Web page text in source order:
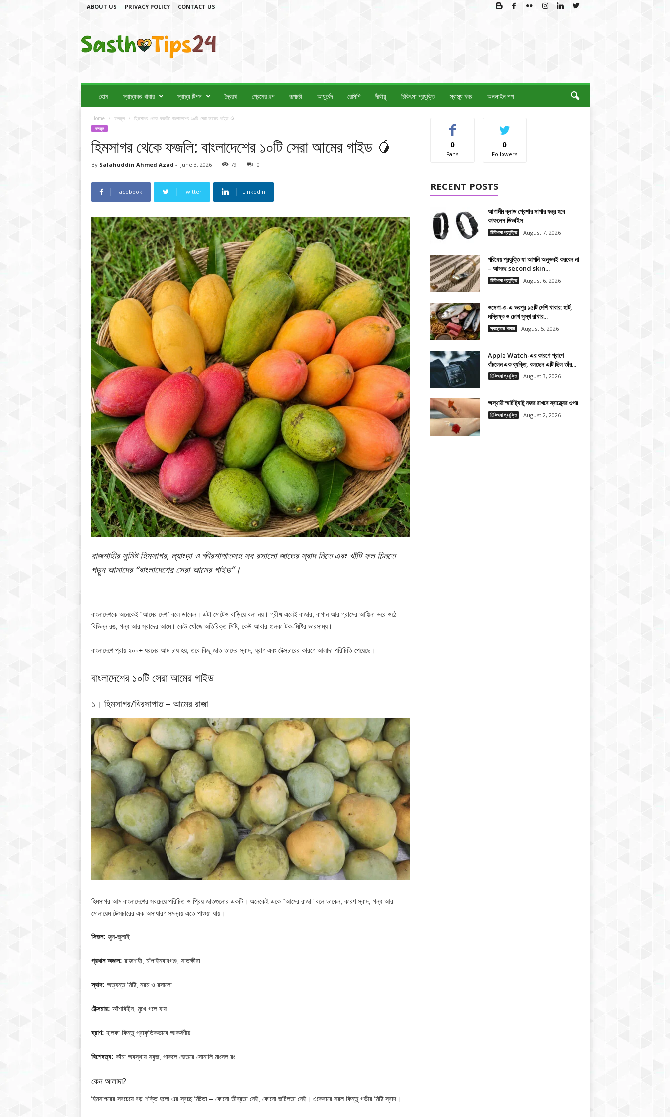
ABOUT US PRIVACY POLICY CONTACT US
টি
প
4
হোম স্বাস্থ্যকর খাবার স্বাস্থ্য টিপস দ্বৈরথ প্রেমের গল্প রূপচর্চা আয়ুর্বেদ রেসিপি দীর্ঘায়ু চিকিৎসা প্রযুক্তি স্বাস্থ্য খবর অনলাইন শপ
Home ফলমূল হিমসাগর থেকে ফজলি: বাংলাদেশের ১০টি সেরা আমের গাইড 🥭
ফলমূল
হিমসাগর থেকে ফজলি: বাংলাদেশের ১০টি সেরা আমের গাইড 🥭
By Salahuddin Ahmed Azad - June 3, 2026 79 0
Facebook Twitter Linkedin
রাজশাহীর সুমিষ্ট হিমসাগর, ল্যাংড়া ও ক্ষীরশাপাতসহ সব রসালো জাতের স্বাদ নিতে এবং খাঁটি ফল চিনতে
পড়ুন আমাদের “বাংলাদেশের সেরা আমের গাইড”।
বাংলাদেশকে অনেকেই “আমের দেশ” বলে ডাকেন। এটা মোটেও বাড়িয়ে বলা নয়। গ্রীষ্ম এলেই বাজার, বাগান আর গ্রামের আঙিনা ভরে ওঠে
বিভিন্ন রঙ, গন্ধ আর স্বাদের আমে। কেউ খোঁজে অতিরিক্ত মিষ্টি, কেউ আবার হালকা টক-মিষ্টির ভারসাম্য।
বাংলাদেশে প্রায় ২০০+ ধরনের আম চাষ হয়, তবে কিছু জাত তাদের স্বাদ, ঘ্রাণ এবং টেক্সচারের কারণে আলাদা পরিচিতি পেয়েছে।
বাংলাদেশের ১০টি সেরা আমের গাইড
১। হিমসাগর/খিরসাপাত – আমের রাজা
হিমসাগর আম বাংলাদেশের সবচেয়ে পরিচিত ও প্রিয় জাতগুলোর একটি। অনেকেই একে “আমের রাজা” বলে ডাকেন, কারণ স্বাদ, গন্ধ আর
মোলায়েম টেক্সচারের এক অসাধারণ সমন্বয় এতে পাওয়া যায়।
সিজন: জুন-জুলাই
প্রধান অঞ্চল: রাজশাহী, চাঁপাইনবাবগঞ্জ, সাতক্ষীরা
স্বাদ: অত্যন্ত মিষ্টি, নরম ও রসালো
টেক্সচার: আঁশবিহীন, মুখে গলে যায়
ঘ্রাণ: হালকা কিন্তু প্রাকৃতিকভাবে আকর্ষণীয়
বিশেষত্ব: কাঁচা অবস্থায় সবুজ, পাকলে ভেতরে সোনালি মাংসল রং
কেন আলাদা?
হিমসাগরের সবচেয়ে বড় শক্তি হলো এর স্বচ্ছ মিষ্টতা – কোনো তীব্রতা নেই, কোনো জটিলতা নেই। একেবারে সরল কিন্তু গভীর মিষ্টি স্বাদ।
0
Fans
0
Followers
RECENT POSTS
আগামীর ব্লাড প্রেশার মাপার যন্ত্র হবে
কাফলেস ডিভাইস
চিকিৎসা প্রযুক্তি August 7, 2026
পরিধেয় প্রযুক্তি যা আপনি অনুভবই করবেন না
– আসছে second skin...
চিকিৎসা প্রযুক্তি August 6, 2026
ওমেগা-৩-এ ভরপুর ১৫টি দেশি খাবার: হার্ট,
মস্তিষ্ক ও চোখ সুস্থ রাখার...
স্বাস্থ্যকর খাবার August 5, 2026
Apple Watch-এর কারণে প্রাণে
বাঁচলেন এক ব্যক্তি, বলছেন এটি ছিল তাঁর...
চিকিৎসা প্রযুক্তি August 3, 2026
অস্থায়ী স্মার্ট ট্যাটু নজর রাখবে স্বাস্থ্যের ওপর
চিকিৎসা প্রযুক্তি August 2, 2026